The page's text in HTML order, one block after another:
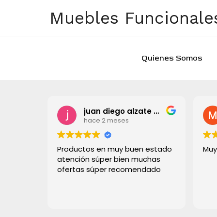
Muebles
Quienes Somos
juan diego alzate grisales
hace 2 meses
Productos en muy buen estado
atención súper bien muchas
ofertas súper recomendado
Muy